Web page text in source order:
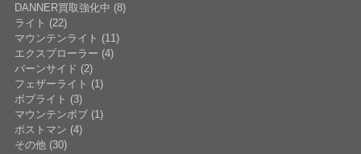
DANNER買取強化中 (8)
ライト (22)
マウンテンライト (11)
エクスプローラー (4)
バーンサイド (2)
フェザーライト (1)
ボブライト (3)
マウンテンボブ (1)
ポストマン (4)
その他 (30)